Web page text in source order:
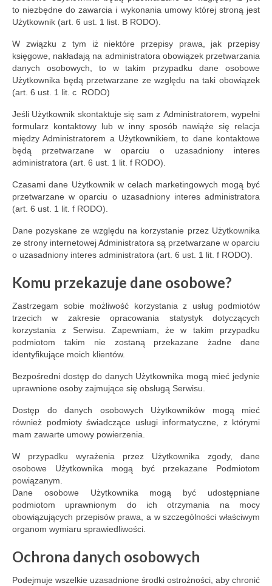
to niezbędne do zawarcia i wykonania umowy której stroną jest
Użytkownik (art. 6 ust. 1 list. B RODO).
W związku z tym iż niektóre przepisy prawa, jak przepisy
księgowe, nakładają na administratora obowiązek przetwarzania
danych osobowych, to w takim przypadku dane osobowe
Użytkownika będą przetwarzane ze względu na taki obowiązek
(art. 6 ust. 1 lit. c RODO)
Jeśli Użytkownik skontaktuje się sam z Administratorem, wypełni
formularz kontaktowy lub w inny sposób nawiąże się relacja
między Administratorem a Użytkownikiem, to dane kontaktowe
będą przetwarzane w oparciu o uzasadniony interes
administratora (art. 6 ust. 1 lit. f RODO).
Czasami dane Użytkownik w celach marketingowych mogą być
przetwarzane w oparciu o uzasadniony interes administratora
(art. 6 ust. 1 lit. f RODO).
Dane pozyskane ze względu na korzystanie przez Użytkownika
ze strony internetowej Administratora są przetwarzane w oparciu
o uzasadniony interes administratora (art. 6 ust. 1 lit. f RODO).
Komu przekazuje dane osobowe?
Zastrzegam sobie możliwość korzystania z usług podmiotów
trzecich w zakresie opracowania statystyk dotyczących
korzystania z Serwisu. Zapewniam, że w takim przypadku
podmiotom takim nie zostaną przekazane żadne dane
identyfikujące moich klientów.
Bezpośredni dostęp do danych Użytkownika mogą mieć jedynie
uprawnione osoby zajmujące się obsługą Serwisu.
Dostęp do danych osobowych Użytkowników mogą mieć
również podmioty świadczące usługi informatyczne, z którymi
mam zawarte umowy powierzenia.
W przypadku wyrażenia przez Użytkownika zgody, dane
osobowe Użytkownika mogą być przekazane Podmiotom
powiązanym.
Dane osobowe Użytkownika mogą być udostępniane
podmiotom uprawnionym do ich otrzymania na mocy
obowiązujących przepisów prawa, a w szczególności właściwym
organom wymiaru sprawiedliwości.
Ochrona danych osobowych
Podejmuje wszelkie uzasadnione środki ostrożności, aby chronić